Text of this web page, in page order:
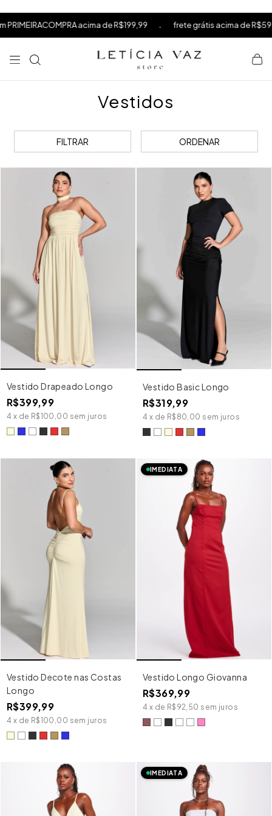
frete grátis acima de R$599 . 10% OFF na sua primeira compra
Vestidos
FILTRAR ORDENAR
Vestido Drapeado Longo
R$399,99
4 x de R$100,00 sem juros
Vestido Basic Longo
R$319,99
4 x de R$80,00 sem juros
Vestido Decote nas Costas
Longo
R$399,99
4 x de R$100,00 sem juros
Vestido Longo Giovanna
R$369,99
4 x de R$92,50 sem juros
IMEDIATA
IMEDIATA